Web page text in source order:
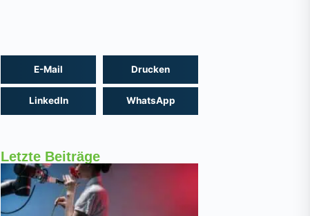
E-Mail Drucken
LinkedIn WhatsApp
Letzte Beiträge